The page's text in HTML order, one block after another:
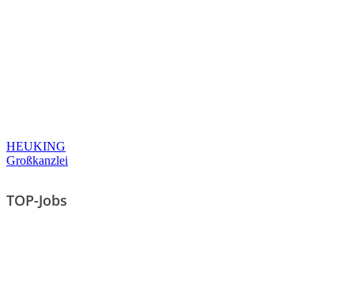
HEUKING
Großkanzlei
TOP-Jobs